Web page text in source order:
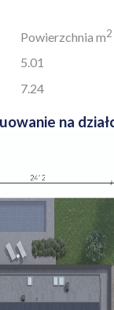
Powierzchnia m2
5.01
7.24
na